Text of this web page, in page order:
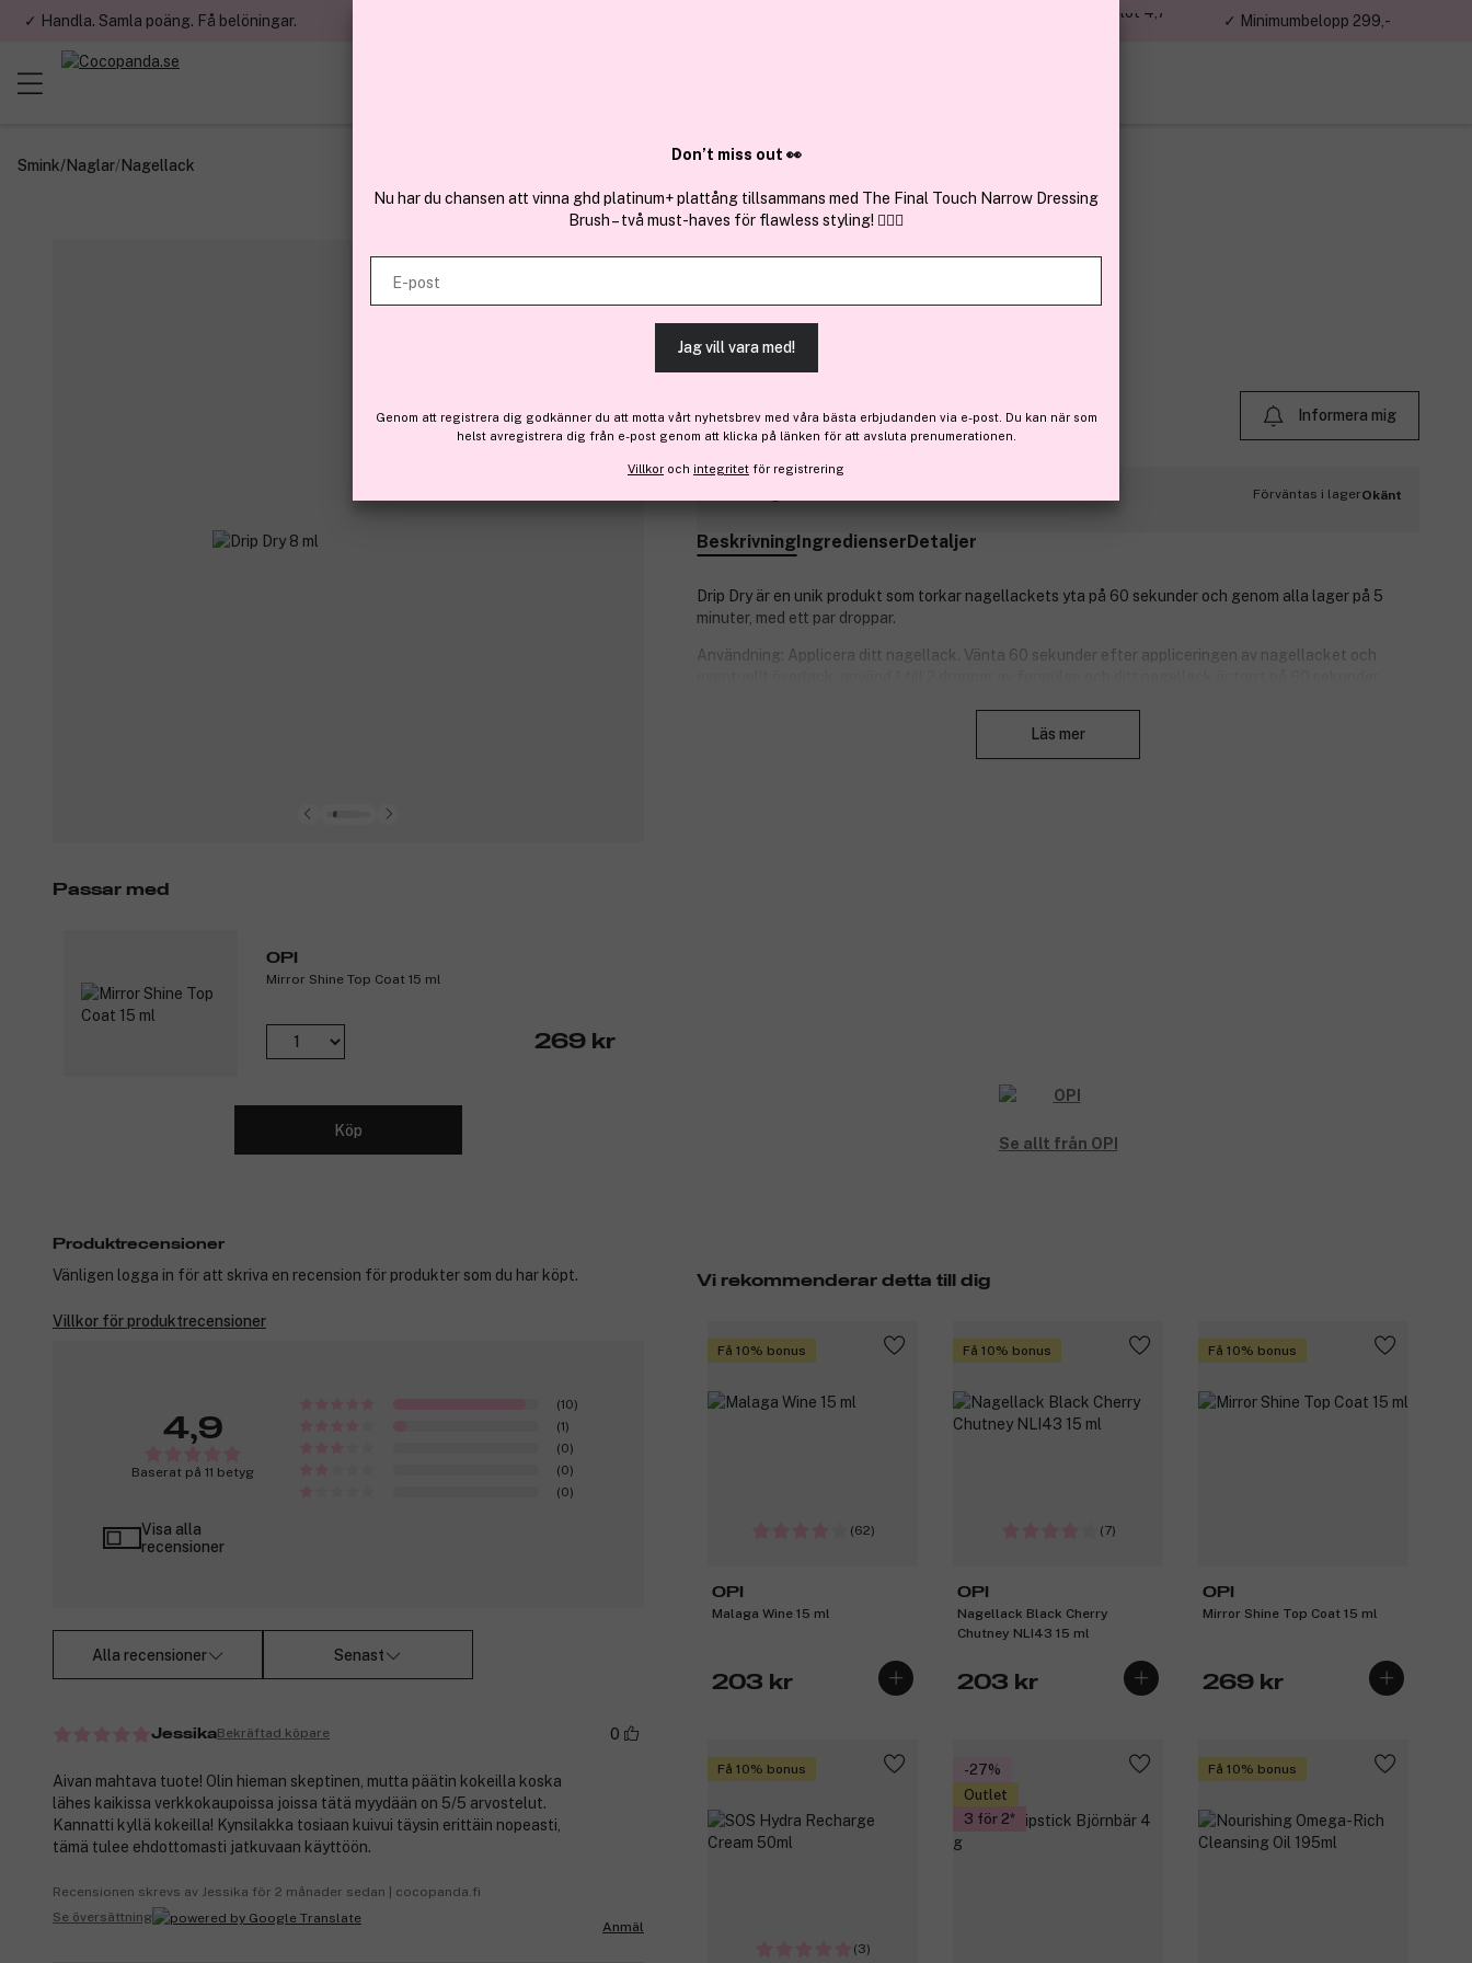
✓ Handla. Samla poäng. Få belöningar.
✓ Över 1,5 miljon kunder – Trustpilot 4,7
✓ Minimumbelopp 299,-
Smink/Naglar/Nagellack
Drip Dry 8 ml
Slut i lager
Informera mig
Förväntas i lagerOkänt
BeskrivningIngredienserDetaljer
Drip Dry är en unik produkt som torkar nagellackets yta på 60 sekunder och genom alla lager på 5
minuter, med ett par droppar.
Användning: Applicera ditt nagellack. Vänta 60 sekunder efter appliceringen av nagellacket och
Läs mer
Passar med
OPI
Mirror Shine​ Top Coat 15 ml
269 kr
Köp
Se allt från OPI
Vi rekommenderar detta till dig
Få 10% bonus
(62)
OPI
Malaga Wine 15 ml
203 kr
Få 10% bonus
(7)
OPI
Nagellack Black Cherry
Chutney NLI43 15 ml
203 kr
Få 10% bonus
OPI
Mirror Shine​ Top Coat 15 ml
269 kr
Få 10% bonus
(3)
-27%
Outlet
3 för 2
Få 10% bonus
Produktrecensioner
Vänligen logga in för att skriva en recension för produkter som du har köpt.
Villkor för produktrecensioner
4,9
Baserat på 11 betyg
(10)
(1)
(0)
(0)
(0)
Visa alla
recensioner
Alla recensioner Senast
JessikaBekräftad köpare 0
Aivan mahtava tuote! Olin hieman skeptinen, mutta päätin kokeilla koska
lähes kaikissa verkkokaupoissa joissa tätä myydään on 5/5 arvostelut.
Kannatti kyllä kokeilla! Kynsilakka tosiaan kuivui täysin erittäin nopeasti,
tämä tulee ehdottomasti jatkuvaan käyttöön.
Recensionen skrevs av Jessika för 2 månader sedan | cocopanda.fi
Se översättning
Anmäl
Don’t miss out 👀
Nu har du chansen att vinna ghd platinum+ plattång tillsammans med The Final Touch Narrow Dressing
Brush – två must-haves för flawless styling! 💇‍♀️✨
E-post
Jag vill vara med!
Genom att registrera dig godkänner du att motta vårt nyhetsbrev med våra bästa erbjudanden via e-post. Du kan när som
helst avregistrera dig från e-post genom att klicka på länken för att avsluta prenumerationen.
Villkor och integritet för registrering